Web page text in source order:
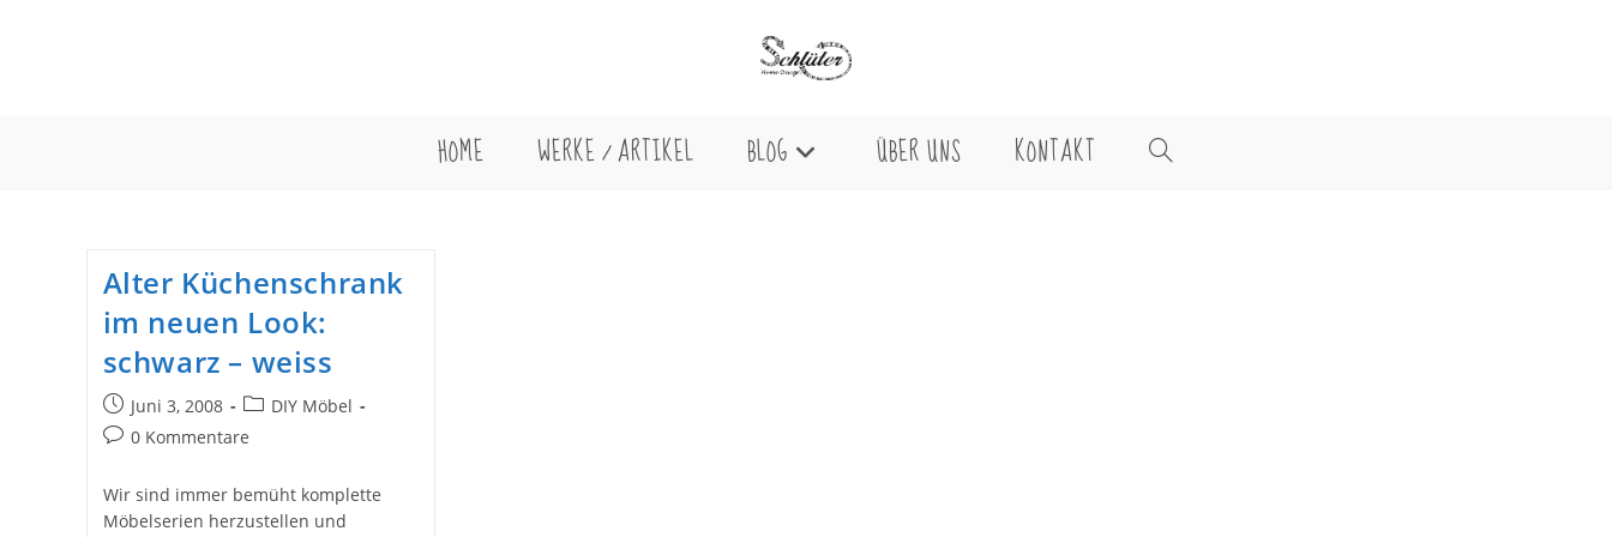
HOME WERKE / ARTIKEL BLOG ÜBER UNS KONTAKT WEBSITE-
Alter Küchenschrank
im neuen Look:
schwarz – weiss
Beitrag
veröffentlicht:
Juni 3, 2008
Beitrags-
Kategorie:
DIY Möbel
Beitrags-
0 Kommentare
Wir sind immer bemüht komplette
Möbelserien herzustellen und